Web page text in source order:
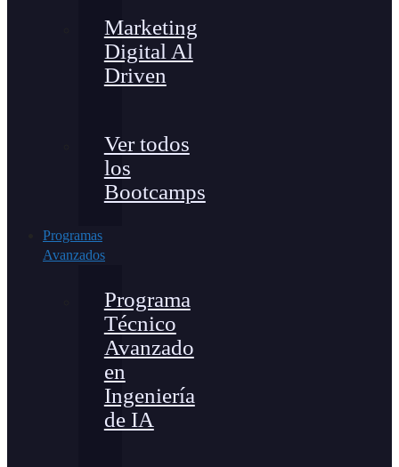
Marketing
Digital Al
Driven
Ver todos
los
Bootcamps
Programas
Avanzados
Programa
Técnico
Avanzado
en
Ingeniería
de IA